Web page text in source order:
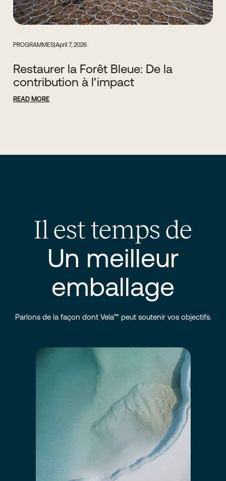
PROGRAMMES April 7, 2026
Restaurer la Forêt Bleue: De la
contribution à l'impact
READ MORE
Il est temps de
Un meilleur
emballage
Parlons de la façon dont Vela™ peut soutenir vos objectifs.